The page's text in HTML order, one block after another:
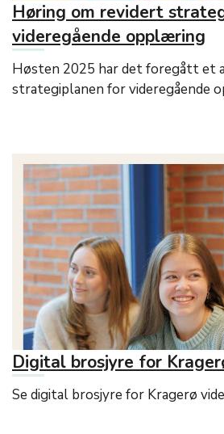
Høring om revidert
videregående opplæring
Høsten 2025 har det foregått et
strategiplanen for videregående
Digital brosjyre for
Se digital brosjyre for Kragerø